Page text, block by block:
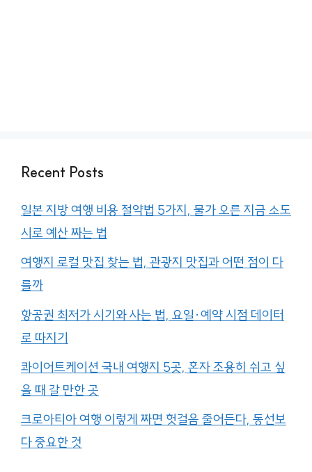
Recent Posts
일본 지방 여행 비용 절약법 5가지, 물가 오른 지금 소도
시로 예산 짜는 법
여행지 로컬 맛집 찾는 법, 관광지 맛집과 어떤 점이 다
를까
항공권 최저가 시기와 사는 법, 요일·예약 시점 데이터
로 따지기
콰이어트케이션 국내 여행지 5곳, 혼자 조용히 쉬고 싶
을 때 갈 만한 곳
크로아티아 여행 이렇게 짜면 헛걸음 줄어든다, 동선보
다 중요한 것